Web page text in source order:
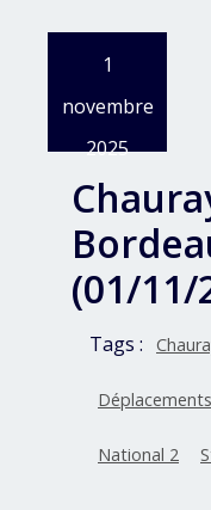
1
novembre
2025
(01/11/
Tags :
National 2